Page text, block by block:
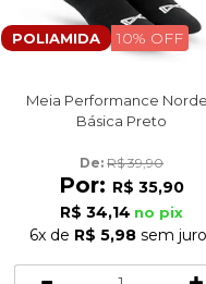
POLIAMIDA 10% OFF
Meia Performance
Básica Preto
De: R$ 39,90
Por: R$ 35,90
R$ 34,14 no pix
6xde R$ 5,98sem